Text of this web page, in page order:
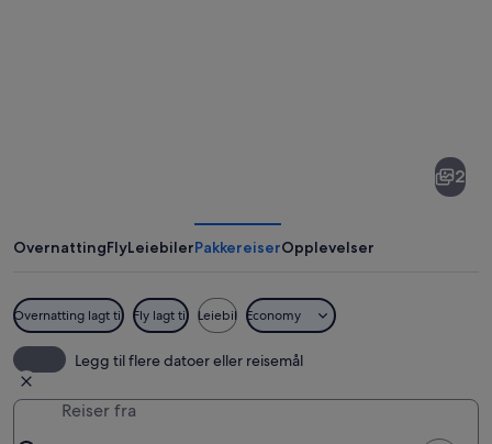
Building
2
OvernattingFlyLeiebilerPakkereiserOpplevelser
Overnatting lagt til Fly lagt til Leiebil Economy
Legg til flere datoer eller reisemål
Reiser fra